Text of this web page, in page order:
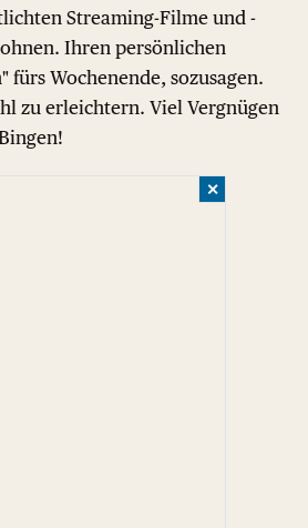
Streaming-Filme und -
Ihren persönlichen
fürs Wochenende, sozusagen.
zu erleichtern. Viel Vergnügen
✕